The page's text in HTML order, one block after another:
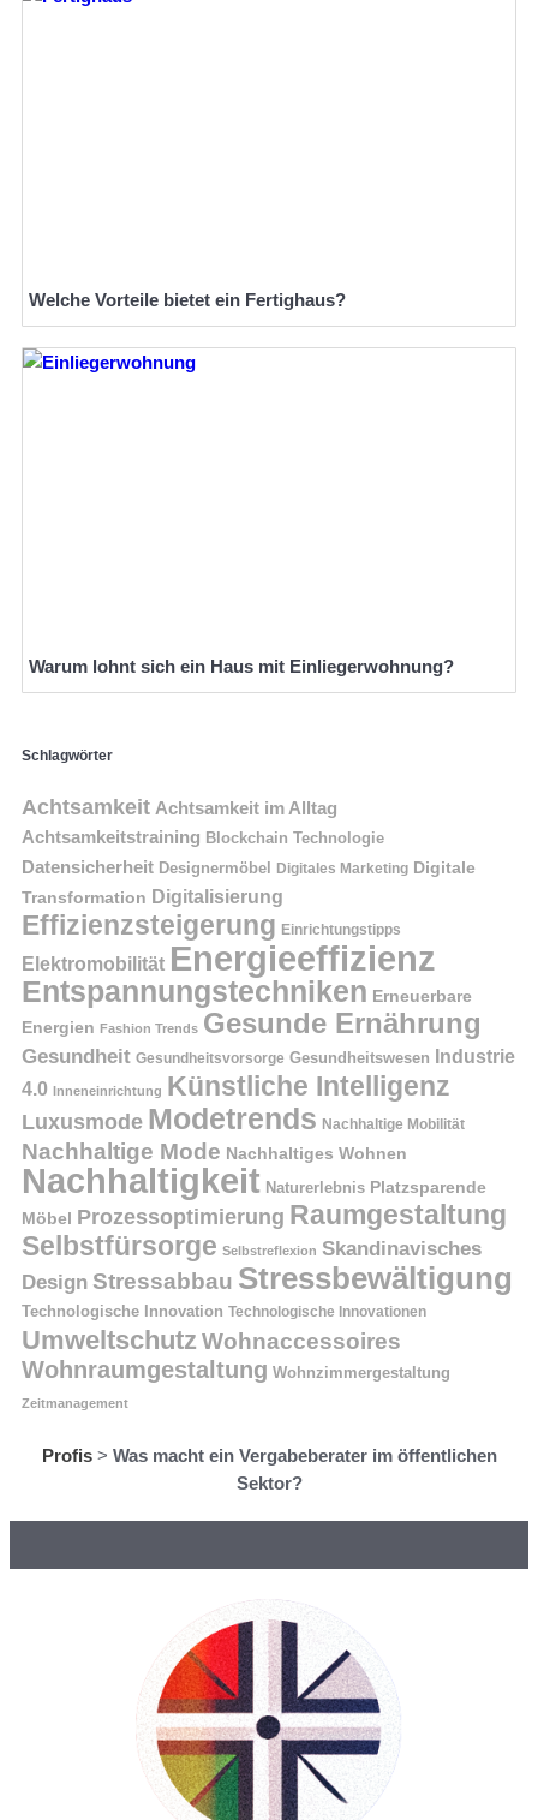
Welche Vorteile bietet ein Fertighaus?
Warum lohnt sich ein Haus mit Einliegerwohnung?
Schlagwörter
Achtsamkeit Achtsamkeit im Alltag
Achtsamkeitstraining Blockchain Technologie
Datensicherheit Designermöbel Digitales Marketing Digitale
Transformation Digitalisierung
Effizienzsteigerung Einrichtungstipps
Elektromobilität Energieeffizienz
Entspannungstechniken Erneuerbare
Energien Fashion Trends Gesunde Ernährung
Gesundheit Gesundheitsvorsorge Gesundheitswesen
Industrie
4.0
Inneneinrichtung Künstliche Intelligenz
Luxusmode Modetrends Nachhaltige Mobilität
Nachhaltige Mode Nachhaltiges Wohnen
Nachhaltigkeit Naturerlebnis Platzsparende
Möbel
Prozessoptimierung Raumgestaltung
Selbstfürsorge Selbstreflexion Skandinavisches
Design Stressabbau Stressbewältigung
Technologische Innovation Technologische Innovationen
Umweltschutz Wohnaccessoires
Wohnraumgestaltung Wohnzimmergestaltung
Zeitmanagement
Profis> Was macht ein Vergabeberater im öffentlichen
Sektor?